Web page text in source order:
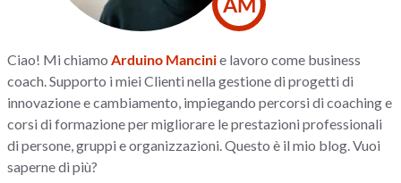
Ciao! Mi chiamoArduino Mancinie lavoro come business
coach. Supporto i miei Clienti nella gestione di progetti di
innovazione e cambiamento, impiegando percorsi di coaching e
corsi di formazione per migliorare le prestazioni professionali
di persone, gruppi e organizzazioni. Questo è il mio blog. Vuoi
saperne di più?